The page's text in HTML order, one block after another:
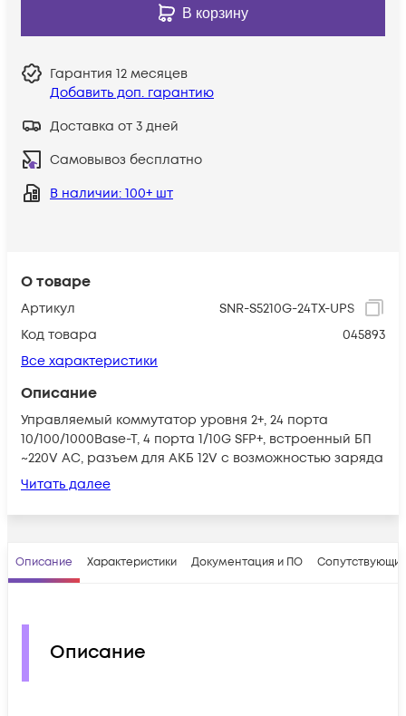
О товаре
Артикул
SNR-S5210G-24TX-UPS
Код товара
045893
Все характеристики
Описание
Управляемый коммутатор уровня 2+, 24 порта
10/100/1000Base-T, 4 порта 1/10G SFP+, встроенный БП
~220V AC, разъем для АКБ 12V с возможностью заряда
Читать далее
В корзину
Гарантия 12 месяцев
Добавить доп. гарантию
Доставка от 3 дней
Самовывоз бесплатно
В наличии: 100+ шт
Описание Характеристики Документация и ПО
Описание